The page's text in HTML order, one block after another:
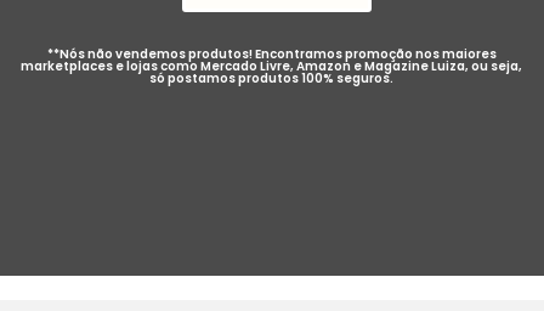
**Nós não vendemos produtos! Encontramos promoção nos maiores
marketplaces e lojas como Mercado Livre, Amazon e Magazine Luiza, ou seja,
só postamos produtos 100% seguros.